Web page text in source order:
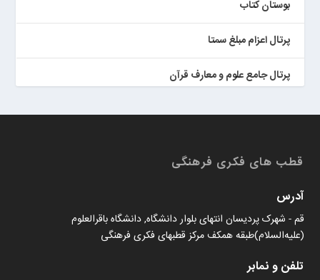
بوستان کتاب
پرتال اعزام مبلغ سمتا
پرتال جامع علوم و معارف قرآن
کتابخان همراه پژوهان
قطب های فکری فرهنگی
آدرس
قم - شهرک پردیسان انتهای بلوار دانشگاه, دانشگاه باقرالعلوم
(علیه‌السلام)طبقه همکف مرکز قطبهای فکری فرهنگی
تلفن و نمابر